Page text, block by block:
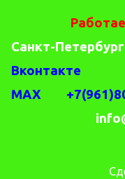
Санкт-Петербург
Вконтакте
MAX